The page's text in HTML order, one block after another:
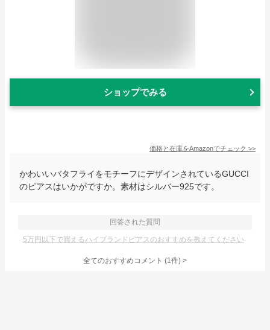
ショップでみる
価格と在庫をAmazonでチェック >>
かわいいバタフライをモチーフにデザインされているGUCCI
のピアスはいかがですか。素材はシルバー925です。
回答された質問
5万円以下で買えるハイブランドピアスのおすすめを教えてください
全てのおすすめコメント (1件) >